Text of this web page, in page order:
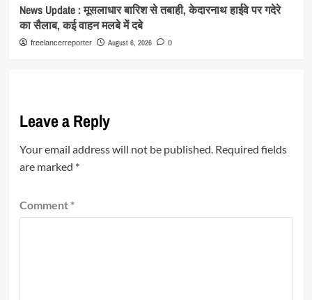
News Update : मूसलाधार बारिश से तबाही, केदारनाथ हाईवे पर गदेरे
का सैलाब, कई वाहन मलबे में दबे
freelancerreporter August 6, 2026 0
Leave a Reply
Your email address will not be published. Required fields
are marked *
Comment *